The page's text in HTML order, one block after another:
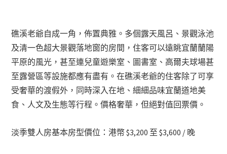
礁溪老爺自成一角，佈置典雅。多個露天風呂、景觀泳池
及清一色超大景觀落地窗的房間，住客可以遠眺宜蘭蘭陽
平原的風光，甚至連兒童遊樂室、圖書室、高爾夫球場甚
至露營區等設施都應有盡有。在礁溪老爺的住客除了可享
受奢華的渡假外，同時深入在地、細細品味宜蘭道地美
食、人文及生態等行程。價格奢華，但絕對值回票價。
淡季雙人房基本房型價位：港幣 $3,200 至 $3,600 / 晚